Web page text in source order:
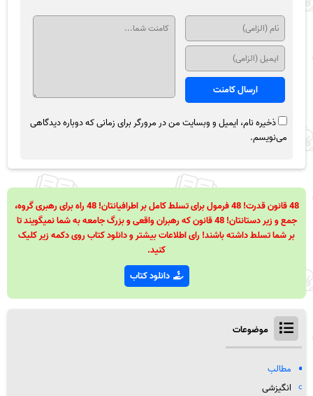
ذخیره نام، ایمیل و وبسایت من در مرورگر برای زمانی که دوباره دیدگاهی
می‌نویسم.
48 قانون قدرت! 48 فرمول برای تسلط کامل بر اطرافیانتان! 48 راه برای رهبری گروه،
جمع و زیر دستانتان! 48 قانون که رهبران واقعی و بزرگ جامعه به شما نمیگویند تا
بر شما تسلط داشته باشند! رای اطلاعات بیشتر و دانلود کتاب روی دکمه زیر کلیک
کنید.
دانلود کتاب
موضوعات
مطالب
انگیزشی